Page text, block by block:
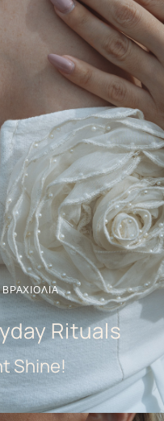
Rituals
Shine!